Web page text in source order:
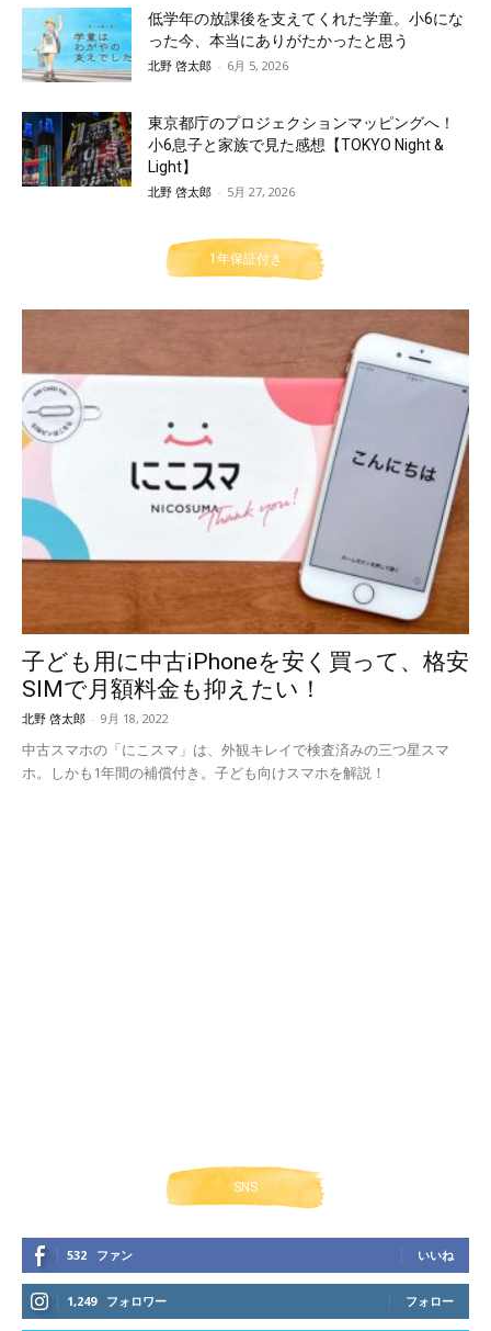
低学年の放課後を支えてくれた学童。小6にな
った今、本当にありがたかったと思う
北野 啓太郎 - 6月 5, 2026
東京都庁のプロジェクションマッピングへ！
小6息子と家族で見た感想【TOKYO Night &
Light】
北野 啓太郎 - 5月 27, 2026
1年保証付き
子ども用に中古iPhoneを安く買って、格安
SIMで月額料金も抑えたい！
北野 啓太郎 - 9月 18, 2022
中古スマホの「にこスマ」は、外観キレイで検査済みの三つ星スマ
ホ。しかも1年間の補償付き。子ども向けスマホを解説！
SNS
532 ファン いいね
1,249 フォロワー フォロー